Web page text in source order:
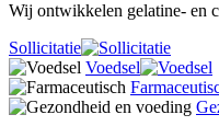
Wij ontwikkelen gelatine- en
Sollicitatie
Voedsel